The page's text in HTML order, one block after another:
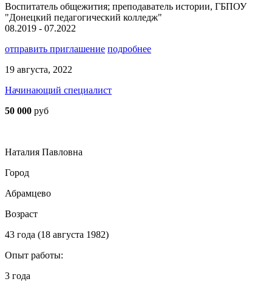
Воспитатель общежития; преподаватель истории, ГБПОУ
"Донецкий педагогический колледж"
08.2019 - 07.2022
отправить приглашение подробнее
19 августа, 2022
Начинающий специалист
50 000 руб
Наталия Павловна
Город
Абрамцево
Возраст
43 года (18 августа 1982)
Опыт работы:
3 года